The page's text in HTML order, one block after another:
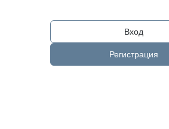
Вход
Регистрация